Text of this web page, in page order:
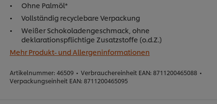
Ohne Palmöl*
Vollständig recyclebare Verpackung
Weißer Schokoladengeschmack, ohne
deklarationspflichtige Zusatzstoffe (o.d.Z.)
Mehr Produkt- und Allergeninformationen
Artikelnummer: 46509 • Verbrauchereinheit EAN: 8711200465088 •
Verpackungseinheit EAN: 8711200465095